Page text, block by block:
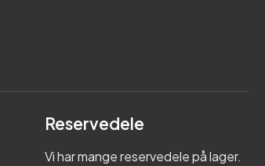
Reservedele
Vi har mange reservedele på lager.